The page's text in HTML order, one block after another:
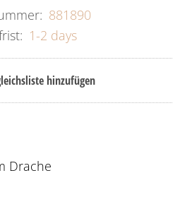
881890
1-2 days
Drache